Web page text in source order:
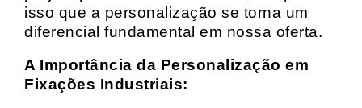
isso que a personalização se torna um
diferencial fundamental em nossa oferta.
A Importância da Personalização em
Fixações Industriais: